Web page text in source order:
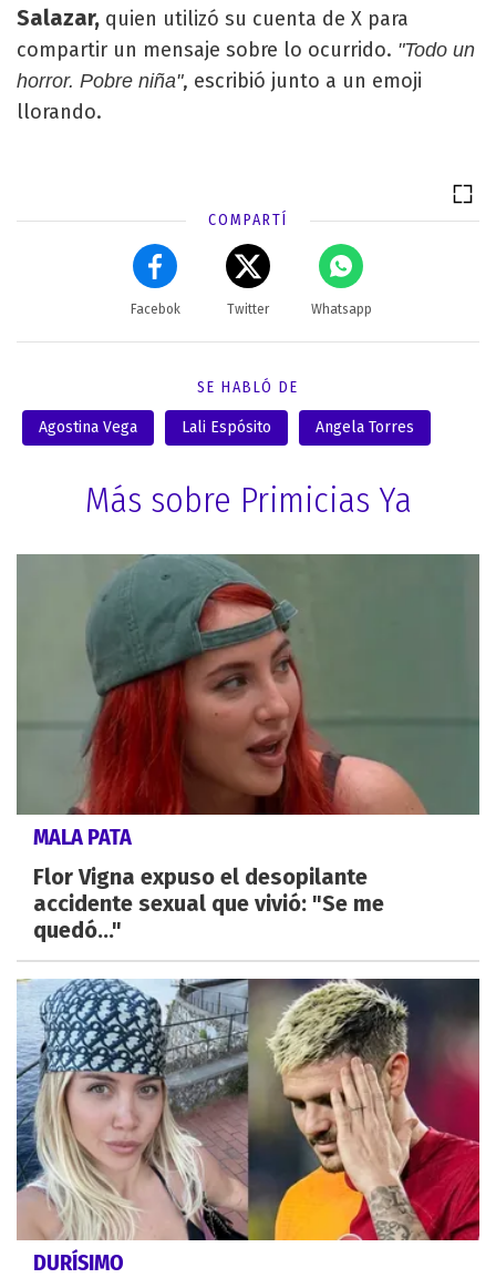
Salazar, quien utilizó su cuenta de X para
compartir un mensaje sobre lo ocurrido. "Todo un
horror. Pobre niña", escribió junto a un emoji
llorando.
COMPARTÍ
Facebok Twitter Whatsapp
SE HABLÓ DE
Agostina Vega Lali Espósito Angela Torres
Más sobre Primicias Ya
MALA PATA
Flor Vigna expuso el desopilante
accidente sexual que vivió: "Se me
quedó..."
DURÍSIMO